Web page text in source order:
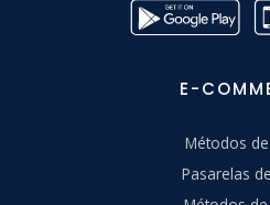
E-
Métodos
Pasarelas